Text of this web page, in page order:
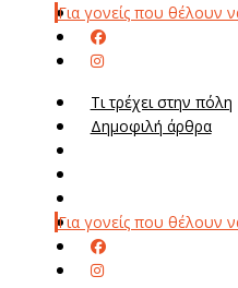
Για γονείς που θέλουν
Τι τρέχει στην πόλη
Δημοφιλή άρθρα
Για γονείς που θέλουν